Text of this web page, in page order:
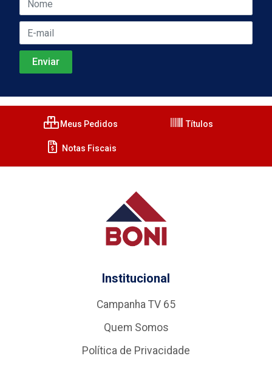
Meus Pedidos Títulos
Notas Fiscais
Institucional
Campanha TV 65
Quem Somos
Política de Privacidade